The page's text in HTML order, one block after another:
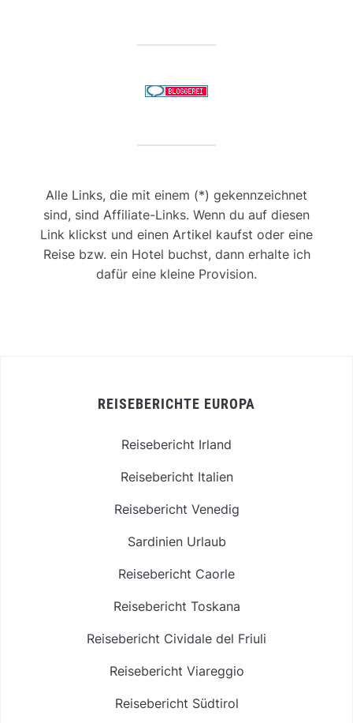
Alle Links, die mit einem (*) gekennzeichnet
sind, sind Affiliate-Links. Wenn du auf diesen
Link klickst und einen Artikel kaufst oder eine
Reise bzw. ein Hotel buchst, dann erhalte ich
dafür eine kleine Provision.
REISEBERICHTE EUROPA
Reisebericht Irland
Reisebericht Italien
Reisebericht Venedig
Sardinien Urlaub
Reisebericht Caorle
Reisebericht Toskana
Reisebericht Cividale del Friuli
Reisebericht Viareggio
Reisebericht Südtirol